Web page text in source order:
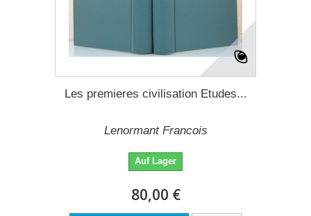
Les premieres civilisation Etudes...
Lenormant Francois
Auf Lager
80,00 €